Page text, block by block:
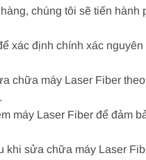
chúng tôi sẽ tiến hành
xác định chính xác
chữa máy Laser Fiber
máy Laser Fiber để đảm
sửa chữa máy Laser